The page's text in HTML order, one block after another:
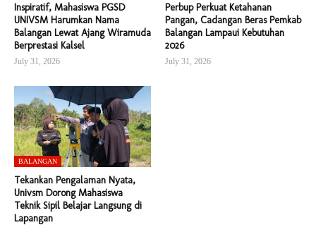
Inspiratif, Mahasiswa PGSD
UNIVSM Harumkan Nama
Balangan Lewat Ajang Wiramuda
Berprestasi Kalsel
July 31, 2026
Perbup Perkuat Ketahanan
Pangan, Cadangan Beras Pemkab
Balangan Lampaui Kebutuhan
2026
July 31, 2026
BALANGAN
Tekankan Pengalaman Nyata,
Univsm Dorong Mahasiswa
Teknik Sipil Belajar Langsung di
Lapangan